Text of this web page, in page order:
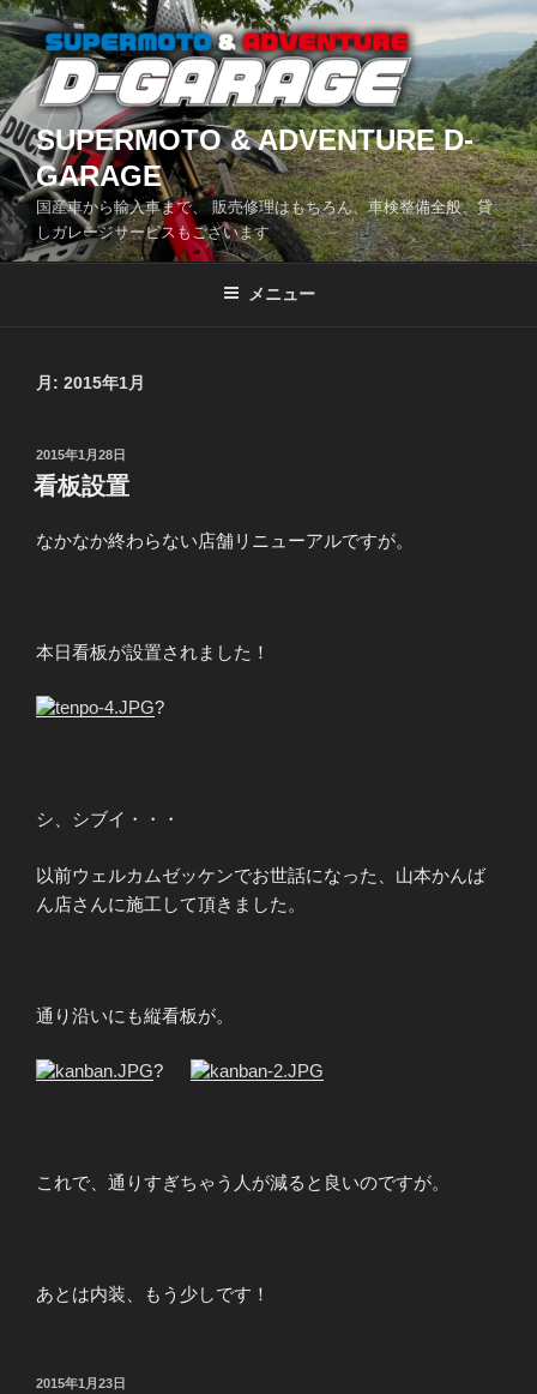
コ
ン
テ
ン
ツ
へ
ス
キ
ッ
SUPERMOTO & ADVENTURE D-
GARAGE
国産車から輸入車まで、 販売修理はもちろん、車検整備全般、貸
しガレージサービスもございます
メニュー
月: 2015年1月
投
稿
日:
2015年1月28日
看板設置
なかなか終わらない店舗リニューアルですが。
本日看板が設置されました！
?
シ、シブイ・・・
以前ウェルカムゼッケンでお世話になった、山本かんば
ん店さんに施工して頂きました。
通り沿いにも縦看板が。
?
これで、通りすぎちゃう人が減ると良いのですが。
あとは内装、もう少しです！
投
2015年1月23日